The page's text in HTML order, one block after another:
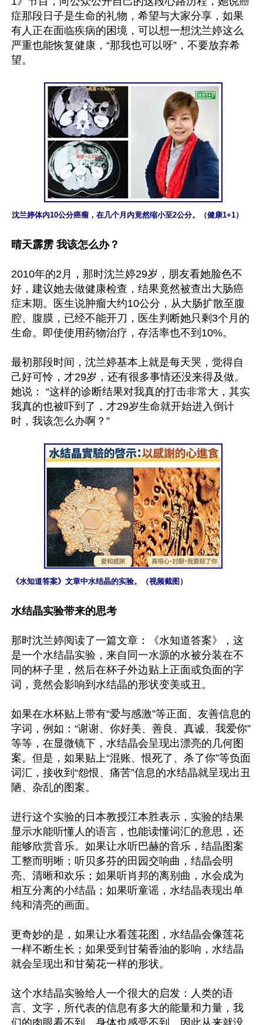
症那段日子是生命的礼物，希望与大家分享，如果
有人正在面临疾病的困境，可以想一想沈兰婷这么
严重也能恢复健康，“那我也可以呀”，不要放弃希
望。
沈兰婷体内10公分癌瘤，在几个月内竟然缩小至2公分。（健康1+1）
晴天霹雳 我该怎么办？
2010年的2月，那时沈兰婷29岁，朋友看她脸色不
好，建议她去做健康检查，结果竟然被查出大肠癌
症末期。医生说肿瘤大约10公分，从大肠扩散至腹
腔、腹膜，已经不能开刀，医生判断她只剩3个月的
生命。即使使用药物治疗，存活率也不到10%。
最初那段时间，沈兰婷基本上就是每天哭，觉得自
己好可怜，才29岁，还有很多事情还没来得及做。
她说： “这样的诊断结果对我真的打击非常大，其实
我真的也被吓到了，才29岁生命就开始进入倒计
时，我该怎么办啊？”
《水知道答案》文章中水结晶的实验。（视频截图）
水结晶实验带来的思考
那时沈兰婷阅读了一篇文章：《水知道答案》，这
是一个水结晶实验，来自同一水源的水被分装在不
同的杯子里，然后在杯子外边贴上正面或负面的字
词，竟然会影响到水结晶的形状变美或丑。
如果在水杯贴上带有“爱与感激”等正面、友善信息的
字词，例如：“谢谢、你好美、善良、真诚、我爱你”
等等，在显微镜下，水结晶会呈现出漂亮的几何图
案。但是，如果贴上“混账、恨死了、杀了你”等负面
词汇，接收到“怨恨、痛苦”信息的水结晶就呈现出丑
陋、杂乱的图案。
进行这个实验的日本教授江本胜表示，实验的结果
显示水能听懂人的语言，也能读懂词汇的意思，还
能够欣赏音乐。如果让水听巴赫的音乐，结晶图案
工整而明晰；听贝多芬的田园交响曲，结晶会明
亮、清晰和欢乐；如果听肖邦的离别曲，水会成为
相互分离的小结晶；如果听童谣，水结晶表现出单
纯和清亮的画面。
更奇妙的是，如果让水看莲花图，水结晶会像莲花
一样不断生长；如果受到甘菊香油的影响，水结晶
就会呈现出和甘菊花一样的形状。
这个水结晶实验给人一个很大的启发：人类的语
言、文字，所代表的信息有多大的能量和力量，我
们的肉眼看不到，身体也感受不到，因此从来就没